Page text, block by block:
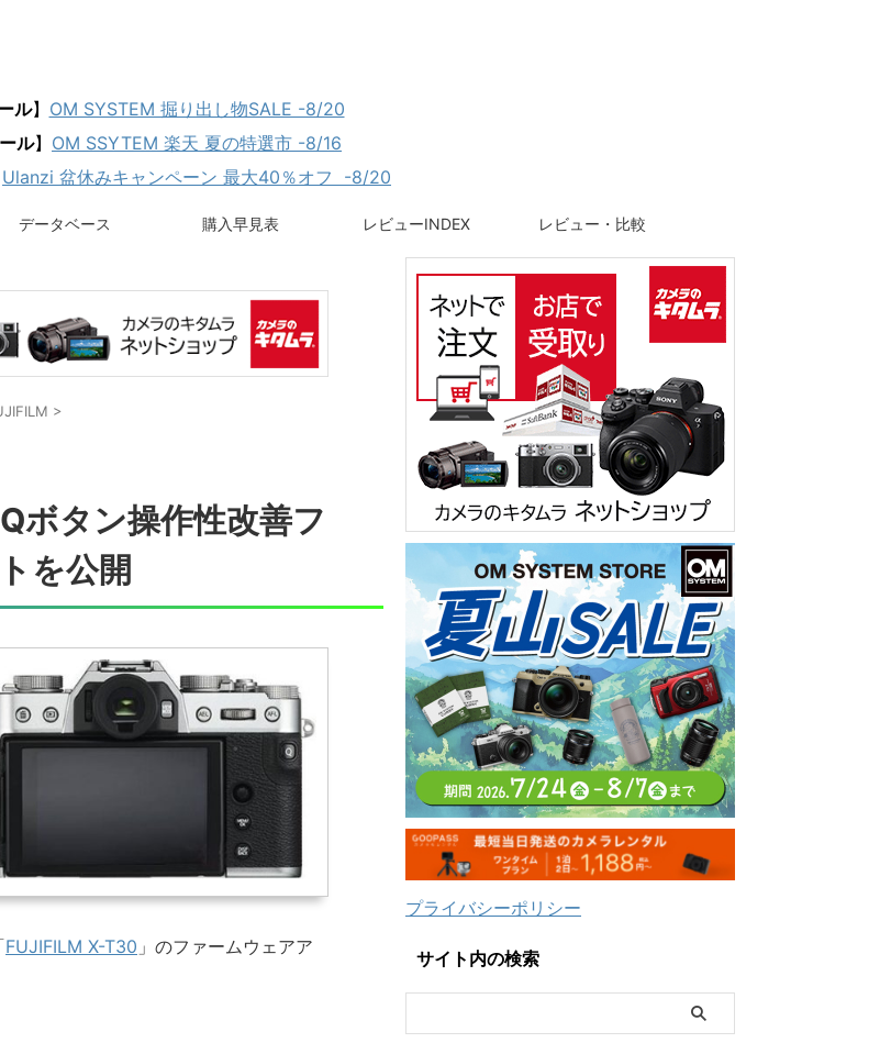
ル】 OM SYSTEM 掘り出し物SALE -8/20
ル】 OM SSYTEM 楽天 夏の特選市 -8/16
Ulanzi 盆休みキャンペーン 最大40％オフ -8/20
データベース 購入早見表 レビューINDEX レビュー・比較
>
ボタン操作性改善フ
を公開
FUJIFILM X-T30 」のファームウェアア
プライバシーポリシー
サイト内の検索